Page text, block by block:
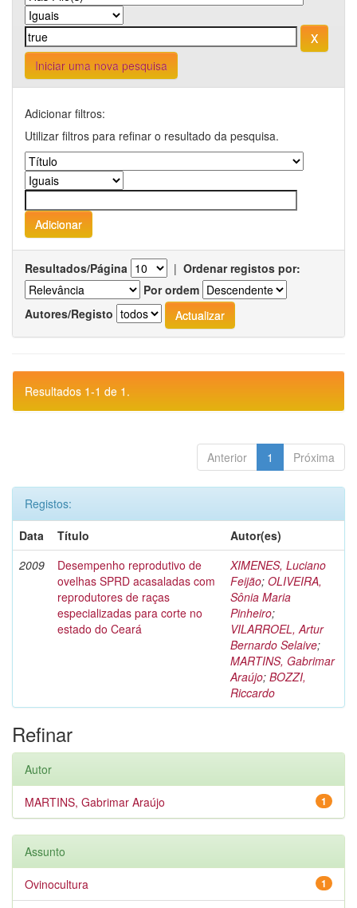
Iniciar uma nova pesquisa
Adicionar filtros:
Utilizar filtros para refinar o resultado da pesquisa.
Resultados/Página | Ordenar registos por:
Por ordem
Autores/Registo
Resultados 1-1 de 1.
Anterior 1 Próxima
Registos:
Data
Título
Autor(es)
2009
Desempenho reprodutivo de
ovelhas SPRD acasaladas com
reprodutores de raças
especializadas para corte no
estado do Ceará
XIMENES, Luciano
Feijão; OLIVEIRA,
Sônia Maria
Pinheiro;
VILARROEL, Artur
Bernardo Selaive;
MARTINS, Gabrimar
Araújo; BOZZI,
Riccardo
Refinar
Autor
1
MARTINS, Gabrimar Araújo
Assunto
1
Ovinocultura